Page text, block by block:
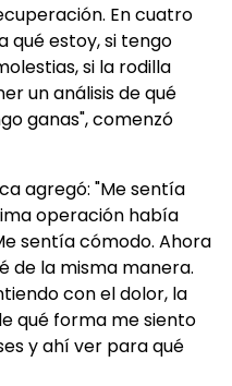
En cuatro
qué estoy, si tengo
si la rodilla
un análisis de qué
ganas", comenzó
agregó: "Me sentía
operación había
sentía cómodo. Ahora
de la misma manera.
con el dolor, la
qué forma me siento
y ahí ver para qué